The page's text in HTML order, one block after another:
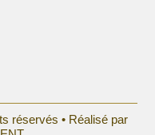
réservés • Réalisé par